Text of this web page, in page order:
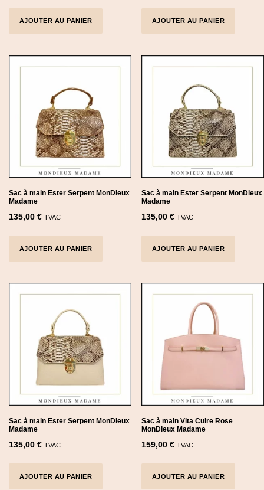
o
w
i
g
h
i
g
n
p
r
i
c
e
s
:
1
2
,
€
r
r
n
r
i
c
e
i
5
,
0
€
AJOUTER AU PANIER AJOUTER AU PANIER
Sac à main Ester Serpent MonDieux
Madame
135,00 € TVAC
AJOUTER AU PANIER
Sac à main Ester Serpent MonDieux
Madame
135,00€ TVAC
AJOUTER AU PANIER
Sac à main Ester Serpent MonDieux
Madame
135,00 € TVAC
AJOUTER AU PANIER
Sac à main Vita Cuire Rose
MonDieux Madame
159,00€ TVAC
AJOUTER AU PANIER